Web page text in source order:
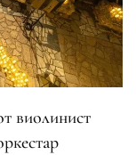
виолинист